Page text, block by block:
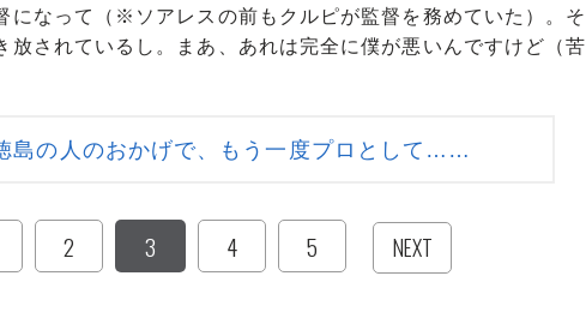
になって（※ソアレスの前もクルピが監督を務めていた）。そ
放されているし。まあ、あれは完全に僕が悪いんですけど（苦
島の人のおかげで、もう一度プロとして……
2 3 4 5 NEXT